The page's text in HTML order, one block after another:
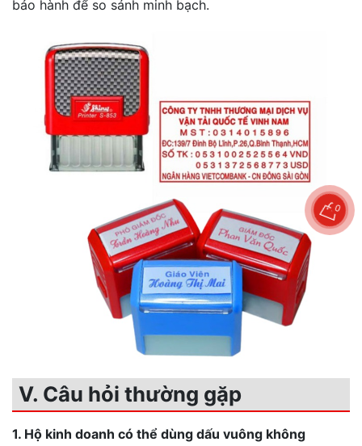
bảo hành để so sánh minh bạch.
V. Câu hỏi thường gặp
1. Hộ kinh doanh có thể dùng dấu vuông không
0